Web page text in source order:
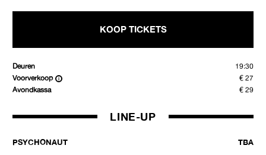
KOOP TICKETS
Deuren
19:30
Voorverkoop
€ 27
Avondkassa
€ 29
LINE-UP
PSYCHONAUT TBA